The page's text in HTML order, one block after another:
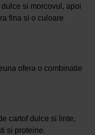
si morcovul, apoi
fina si o culoare
ofera o combinatie
cartof dulce si linte,
si proteine.